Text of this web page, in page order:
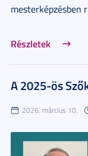
mesterképzésben
Részletek
A 2025-ös
2026. március 10.